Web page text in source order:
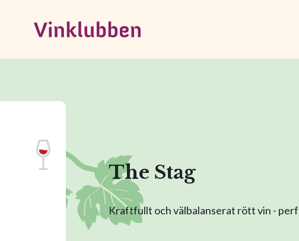
The Stag
Kraftfullt och välbalanserat rött vin -